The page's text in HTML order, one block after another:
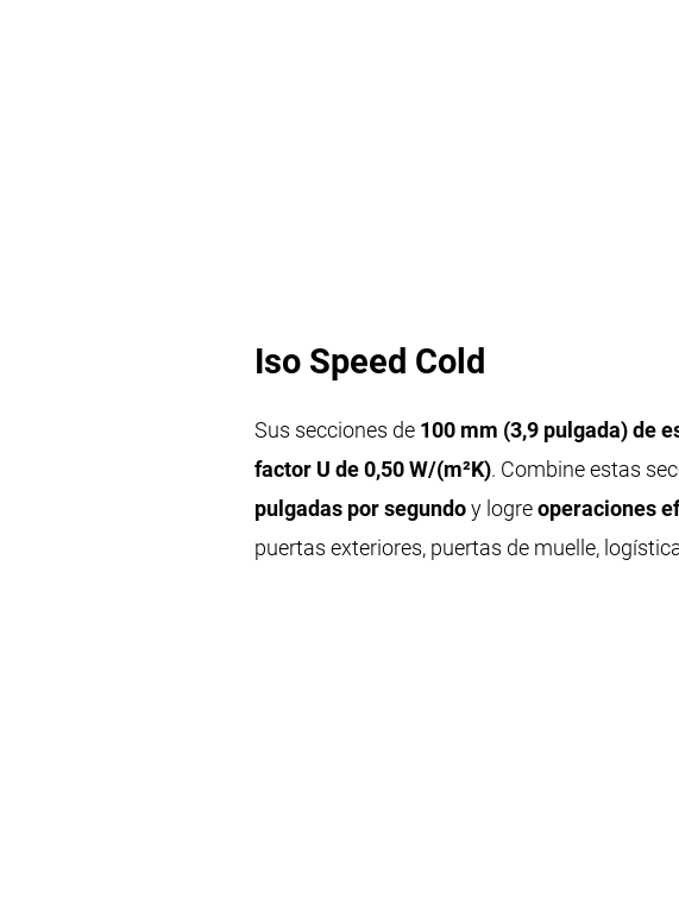
Iso Speed Cold
Sus secciones de 100 mm (3,9 pulgada) de
factor U de 0,50 W/(m²K). Combine estas
pulgadas por segundoy logreoperaciones
puertas exteriores, puertas de muelle,